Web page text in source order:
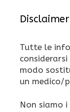
Disclaimer
Tutte le
modo
un medico/
Non siamo